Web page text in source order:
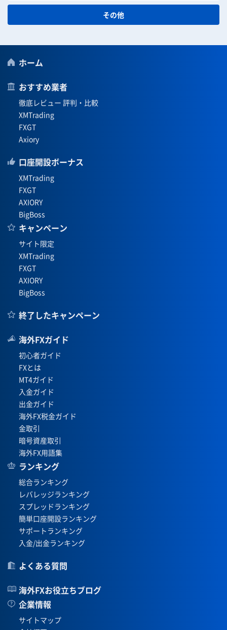
その他
ホーム
おすすめ業者
徹底レビュー 評判・比較
XMTrading
FXGT
Axiory
口座開設ボーナス
XMTrading
FXGT
AXIORY
BigBoss
キャンペーン
サイト限定
XMTrading
FXGT
AXIORY
BigBoss
終了したキャンペーン
海外FXガイド
初心者ガイド
FXとは
MT4ガイド
入金ガイド
出金ガイド
海外FX税金ガイド
金取引
暗号資産取引
海外FX用語集
ランキング
総合ランキング
レバレッジランキング
スプレッドランキング
簡単口座開設ランキング
サポートランキング
入金/出金ランキング
よくある質問
海外FXお役立ちブログ
企業情報
サイトマップ